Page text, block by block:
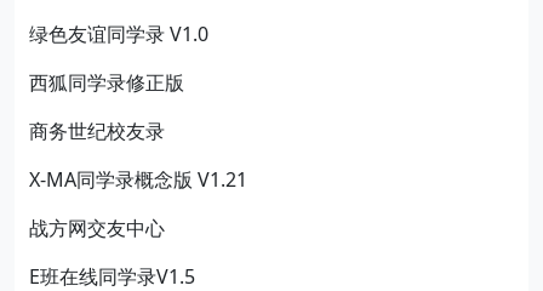
绿色友谊同学录 V1.0
西狐同学录修正版
商务世纪校友录
X-MA同学录概念版 V1.21
战方网交友中心
E班在线同学录V1.5